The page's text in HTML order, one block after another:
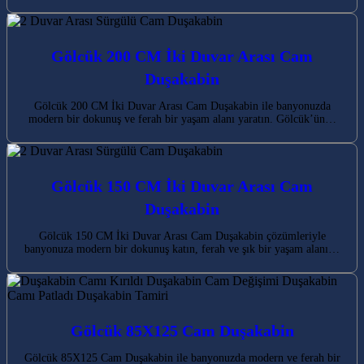
Gölcük 200 CM İki Duvar Arası Cam
Duşakabin
Gölcük 200 CM İki Duvar Arası Cam Duşakabin ile banyonuzda
modern bir dokunuş ve ferah bir yaşam alanı yaratın. Gölcük’ün…
Gölcük 150 CM İki Duvar Arası Cam
Duşakabin
Gölcük 150 CM İki Duvar Arası Cam Duşakabin çözümleriyle
banyonuza modern bir dokunuş katın, ferah ve şık bir yaşam alanı…
Gölcük 85X125 Cam Duşakabin
Gölcük 85X125 Cam Duşakabin ile banyonuzda modern ve ferah bir